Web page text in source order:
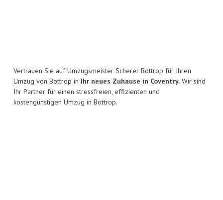
Vertrauen Sie auf Umzugsmeister Scherer Bottrop für Ihren
Umzug von Bottrop in Ihr neues Zuhause in Coventry. Wir sind
Ihr Partner für einen stressfreien, effizienten und
kostengünstigen Umzug in Bottrop.